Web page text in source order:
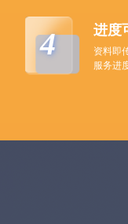
4 进度
资料即
服务进